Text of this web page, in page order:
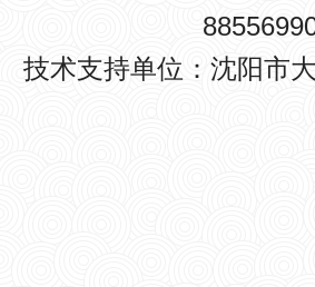
技术支持单位：沈阳市